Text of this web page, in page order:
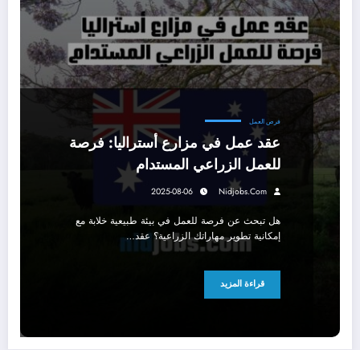
فرص العمل
عقد عمل في مزارع أستراليا: فرصة
للعمل الزراعي المستدام
Nidjobs.com
2025-08-06
هل تبحث عن فرصة للعمل في بيئة طبيعية خلابة مع
إمكانية تطوير مهاراتك الزراعية؟ عقد…
قراءة المزيد